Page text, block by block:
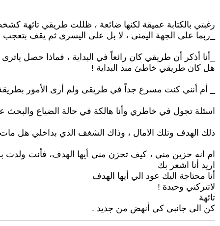
رغبتي بالكتابة عميقة لكنها ضائعة ، ظللت طريقي
_ربما على الجهة اليمنى ، لا بل على اليسرى ثم يقف
_أنا أذكر أن طريقي كان رائعاً في البداية ، فماذا حصل ياترى
هل كان طريقي خاطئ منذ البداية !
_ أم أنني كنت مسرع جداً في طريقي ولم أرى الأمور
اسئلة تجول في خاطري وأنا هالكة في حالة الضياع والبحث
ذلك الهدف وتلك الامال ، وذاك الشغف الذي بداخلي هل
ام انه حزين مني ، كيف تحزن مني أيها الهدف، فأنت ولدت
اريد أنا اشعر بك
أنا محتاجة اليك عود الي أيها الهدف
لاتتركني وحيدة !
تائهة
كن الى جانبي كي أنهض من جديد .